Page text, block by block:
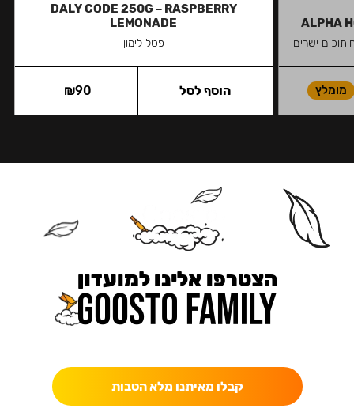
ALPHA
ישרים
מומלץ
DALY CODE 250G – RASPBERRY
LEMONADE
פטל לימון
₪90 הוסף לסל
הצטרפו אלינו למועדון
קבלו מאיתנו מלא הטבות